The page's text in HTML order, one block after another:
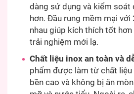
dàng sử dụng và kiểm
hơn. Đầu rung mềm mại với
nhau giúp kích thích tốt
trải nghiệm mới lạ.
Chất liệu inox an toàn và
phẩm được làm từ chất liệu
bền cao và không bị ăn